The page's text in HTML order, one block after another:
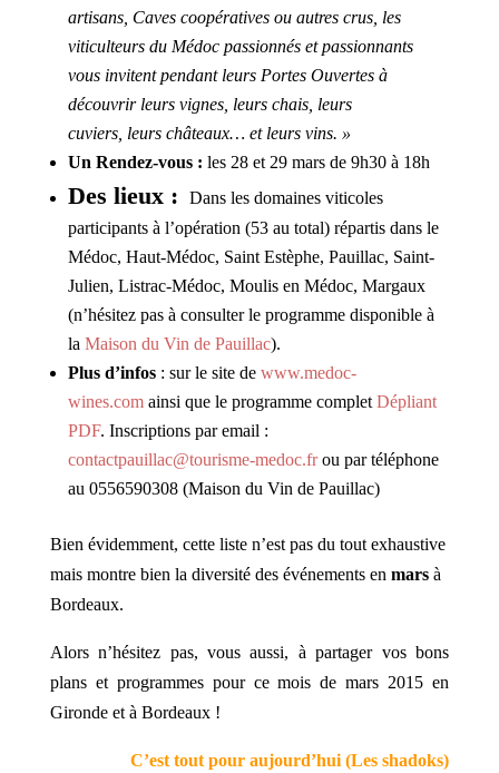
artisans, Caves coopératives ou autres crus, les
viticulteurs du Médoc passionnés et passionnants
vous invitent pendant leurs Portes Ouvertes à
découvrir leurs vignes, leurs chais, leurs
cuviers, leurs châteaux… et leurs vins. »
Un Rendez-vous : les 28 et 29 mars de 9h30 à 18h
Des lieux :
Dans les domaines viticoles
participants à l’opération (53 au total) répartis dans le
Médoc, Haut-Médoc, Saint Estèphe, Pauillac, Saint-
Julien, Listrac-Médoc, Moulis en Médoc, Margaux
(n’hésitez pas à consulter le programme disponible à
la Maison du Vin de Pauillac).
Plus d’infos: sur le site de www.medoc-
wines.comainsi que le programme complet Dépliant
PDF. Inscriptions par email :
contactpauillac@tourisme-medoc.frou par téléphone
au 0556590308 (Maison du Vin de Pauillac)
Bien évidemment, cette liste n’est pas du tout exhaustive
mais montre bien la diversité des événements en marsà
Bordeaux.
Alors n’hésitez pas, vous aussi, à partager vos bons
plans et programmes pour ce mois de mars 2015 en
Gironde et à Bordeaux !
C’est tout pour aujourd’hui (Les shadoks)